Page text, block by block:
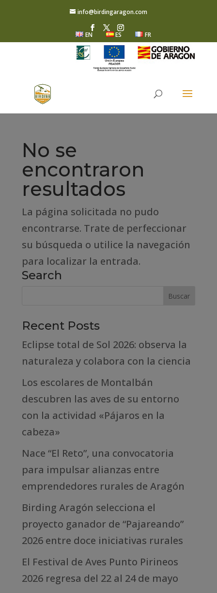
info@birdingaragon.com
EN ES FR
No se
encontraron
resultados
La página solicitada no pudo
encontrarse. Trate de perfeccionar
su búsqueda o utilice la navegación
para localizar la entrada.
Search
Recent Posts
Eclipse total de Sol 2026: observa la
naturaleza y colabora con la ciencia
Los escolares de Montalbán
descubren las aves de su entorno
con la actividad «Pájaros en la
cabeza»
Nace “El Reto”, una convocatoria
para impulsar alianzas entre
emprendedores rurales de Aragón
Birding Aragón selecciona el
proyecto ganador de “Pajareando”
2026 entre doce iniciativas rurales
El Festival de Aves Punto Pirineos
2026 regresa del 22 al 24 de mayo